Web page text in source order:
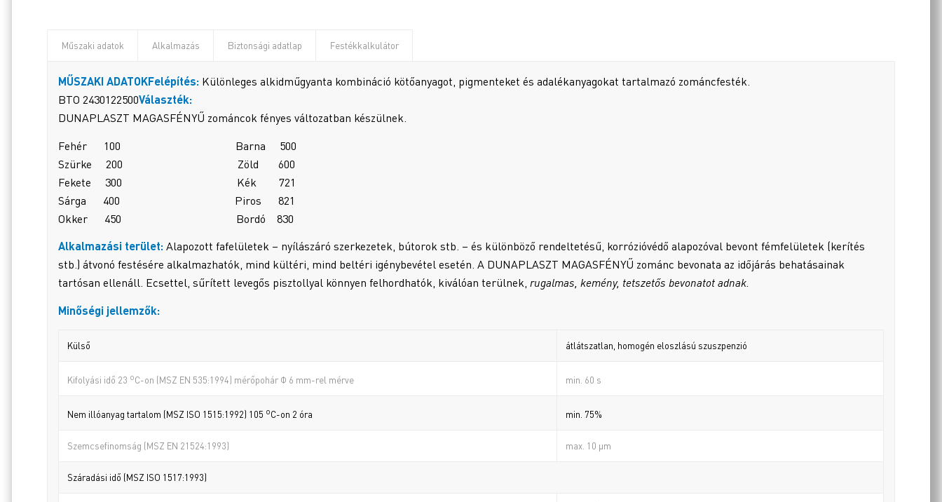
Műszaki adatok Alkalmazás Biztonsági adatlap Festékkalkulátor
MŰSZAKI ADATOKFelépítés: Különleges alkidműgyanta kombináció kötőanyagot, pigmenteket és adalékanyagokat tartalmazó zománcfesték.
BTO 2430122500Választék:
DUNAPLASZT MAGASFÉNYŰ zománcok fényes változatban készülnek.
Fehér 100 Barna 500
Szürke 200 Zöld 600
Fekete 300 Kék 721
Sárga 400 Piros 821
Okker 450 Bordó 830
Alkalmazási terület: Alapozott fafelületek – nyílászáró szerkezetek, bútorok stb. – és különböző rendeltetésű, korrózióvédő alapozóval bevont fémfelületek (kerítés
stb.) átvonó festésére alkalmazhatók, mind kültéri, mind beltéri igénybevétel esetén. A DUNAPLASZT MAGASFÉNYŰ zománc bevonata az időjárás behatásainak
tartósan ellenáll. Ecsettel, sűrített levegős pisztollyal könnyen felhordhatók, kiválóan terülnek, rugalmas, kemény, tetszetős bevonatot adnak.
Minőségi jellemzők:
Külső átlátszatlan, homogén eloszlású szuszpenzió
Kifolyási idő 23 oC-on (MSZ EN 535:1994) mérőpohár Φ 6 mm-rel mérve min. 60 s
Nem illóanyag tartalom (MSZ ISO 1515:1992) 105 oC-on 2 óra min. 75%
Szemcsefinomság (MSZ EN 21524:1993) max. 10 µm
Száradási idő (MSZ ISO 1517:1993)